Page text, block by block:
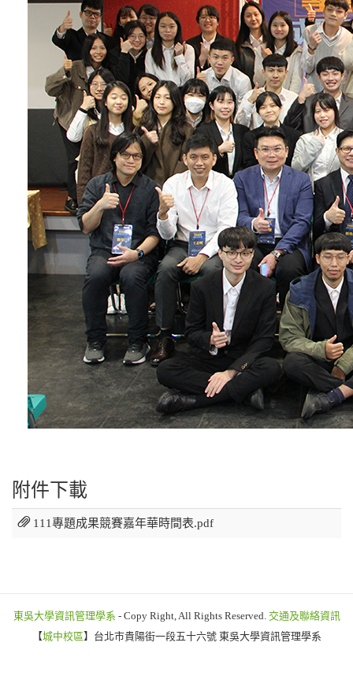
附件下載
111專題成果競賽嘉年華時間表.pdf
東吳大學資訊管理學系 - Copy Right, All Rights Reserved. 交通及聯絡資訊
【城中校區】台北市貴陽街一段五十六號 東吳大學資訊管理學系